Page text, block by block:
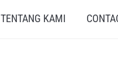
TENTANG KAMI